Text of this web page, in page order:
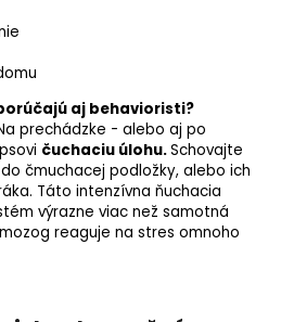
aj behavioristi?
prechádzke - alebo aj po
čuchaciu úlohu.Schovajte
čmuchacej podložky, alebo ich
Táto intenzívna ňuchacia
výrazne viac než samotná
reaguje na stres omnoho